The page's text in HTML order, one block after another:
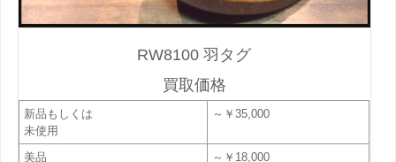
RW8100 羽タグ
買取価格
新品もしくは
未使用
～￥35,000
美品
～￥18,000